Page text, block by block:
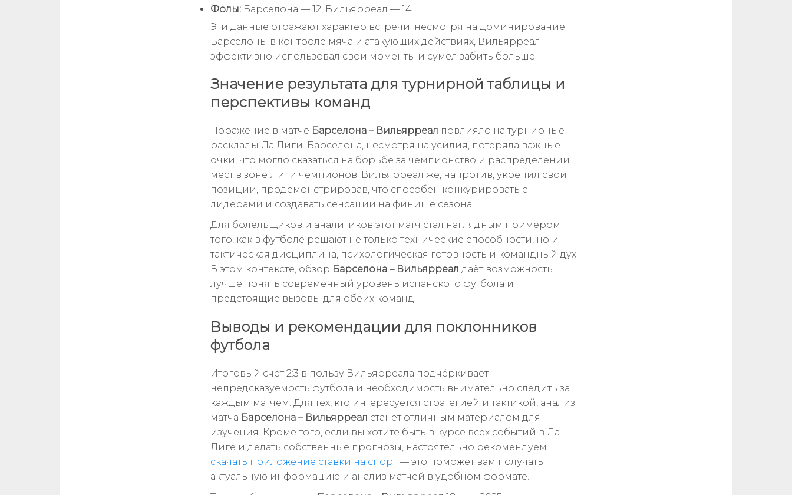
Фолы: Барселона — 12, Вильярреал — 14
Эти данные отражают характер встречи: несмотря на доминирование
Барселоны в контроле мяча и атакующих действиях, Вильярреал
эффективно использовал свои моменты и сумел забить больше.
Значение результата для турнирной таблицы и
перспективы команд
Поражение в матче Барселона – Вильярреал повлияло на турнирные
расклады Ла Лиги. Барселона, несмотря на усилия, потеряла важные
очки, что могло сказаться на борьбе за чемпионство и распределении
мест в зоне Лиги чемпионов. Вильярреал же, напротив, укрепил свои
позиции, продемонстрировав, что способен конкурировать с
лидерами и создавать сенсации на финише сезона.
Для болельщиков и аналитиков этот матч стал наглядным примером
того, как в футболе решают не только технические способности, но и
тактическая дисциплина, психологическая готовность и командный дух.
В этом контексте, обзор Барселона – Вильярреал даёт возможность
лучше понять современный уровень испанского футбола и
предстоящие вызовы для обеих команд.
Выводы и рекомендации для поклонников
футбола
Итоговый счет 2:3 в пользу Вильярреала подчёркивает
непредсказуемость футбола и необходимость внимательно следить за
каждым матчем. Для тех, кто интересуется стратегией и тактикой, анализ
матча Барселона – Вильярреал станет отличным материалом для
изучения. Кроме того, если вы хотите быть в курсе всех событий в Ла
Лиге и делать собственные прогнозы, настоятельно рекомендуем
скачать приложение ставки на спорт— это поможет вам получать
актуальную информацию и анализ матчей в удобном формате.